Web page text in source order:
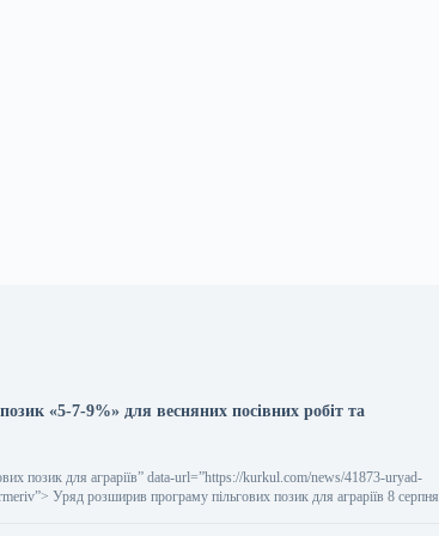
«5-7-9%» для весняних посівних робіт та
позик для аграріїв” data-url=”https://kurkul.com/news/41873-uryad-
Уряд розширив програму пільгових позик для аграріїв 8 серпня